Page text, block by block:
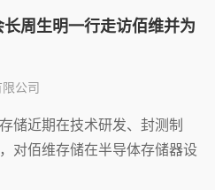
周生明一行走访佰维并为
公司
储近期在技术研发、封测制
对佰维存储在半导体存储器设